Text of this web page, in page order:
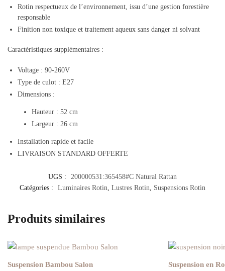
Rotin respectueux de l’environnement, issu d’une gestion forestière
responsable
Finition non toxique et traitement aqueux sans danger ni solvant
Caractéristiques supplémentaires :
Voltage : 90-260V
Type de culot : E27
Dimensions :
Hauteur : 52 cm
Largeur : 26 cm
Installation rapide et facile
LIVRAISON STANDARD OFFERTE
UGS :
200000531:365458#C Natural Rattan
Catégories :
Luminaires Rotin, Lustres Rotin, Suspensions Rotin
Produits similaires
Suspension Bambou Salon Suspension en